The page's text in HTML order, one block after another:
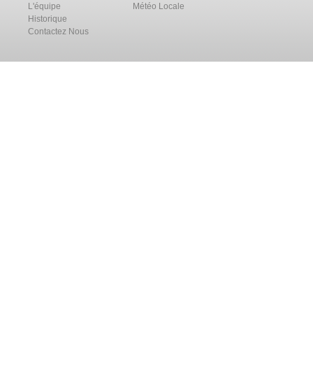
L'équipe
Historique
Contactez Nous
Météo Locale